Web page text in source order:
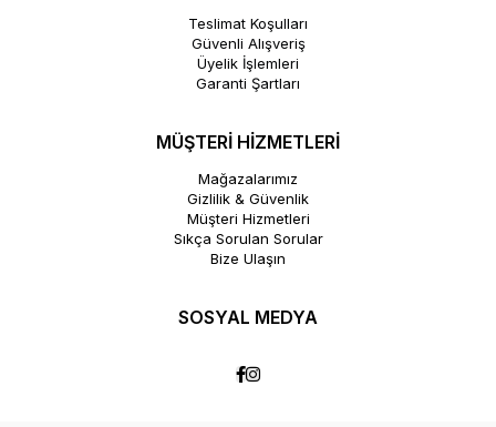
Teslimat Koşulları
Güvenli Alışveriş
Üyelik İşlemleri
Garanti Şartları
MÜŞTERİ HİZMETLERİ
Mağazalarımız
Gizlilik & Güvenlik
Müşteri Hizmetleri
Sıkça Sorulan Sorular
Bize Ulaşın
SOSYAL MEDYA